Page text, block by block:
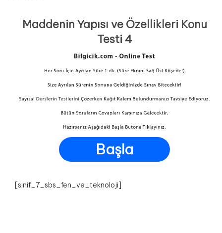
Maddenin Yapısı ve Özellikleri Konu
Testi 4
Başla
[sinif_7_sbs_fen_ve_teknoloji]